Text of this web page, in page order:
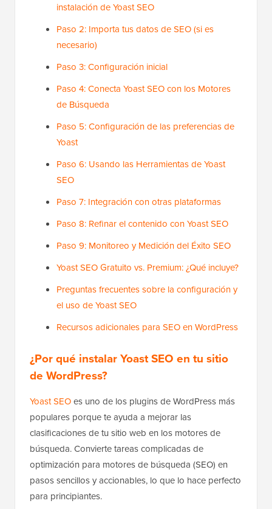
instalación de Yoast SEO
Paso 2: Importa tus datos de SEO (si es
necesario)
Paso 3: Configuración inicial
Paso 4: Conecta Yoast SEO con los Motores
de Búsqueda
Paso 5: Configuración de las preferencias de
Yoast
Paso 6: Usando las Herramientas de Yoast
SEO
Paso 7: Integración con otras plataformas
Paso 8: Refinar el contenido con Yoast SEO
Paso 9: Monitoreo y Medición del Éxito SEO
Yoast SEO Gratuito vs. Premium: ¿Qué incluye?
Preguntas frecuentes sobre la configuración y
el uso de Yoast SEO
Recursos adicionales para SEO en WordPress
¿Por qué instalar Yoast SEO en tu sitio
de WordPress?
Yoast SEOes uno de los plugins de WordPress más
populares porque te ayuda a mejorar las
clasificaciones de tu sitio web en los motores de
búsqueda. Convierte tareas complicadas de
optimización para motores de búsqueda (SEO) en
pasos sencillos y accionables, lo que lo hace perfecto
para principiantes.